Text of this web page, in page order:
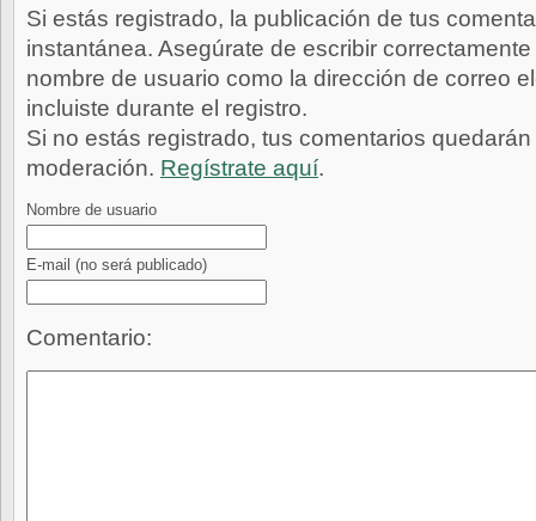
Si estás registrado, la publicación de tus
instantánea. Asegúrate de escribir
nombre de usuario como la dirección de correo
incluiste durante el registro.
Si no estás registrado, tus comentarios
moderación. Regístrate aquí.
Nombre de usuario
E-mail (no será publicado)
Comentario: